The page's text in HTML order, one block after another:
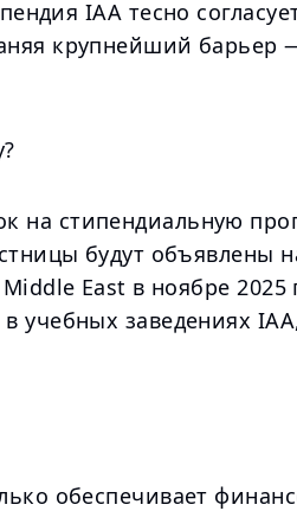
IAA тесно
крупнейший барьер
на стипендиальную
будут объявлены
East в ноябре 2025
учебных заведениях
обеспечивает